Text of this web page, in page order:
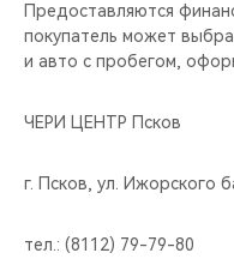
Предоставляются
покупатель может
и авто с пробегом,
ЧЕРИ ЦЕНТР Псков
г. Псков, ул. Ижорского
тел.: (8112) 79-79-80